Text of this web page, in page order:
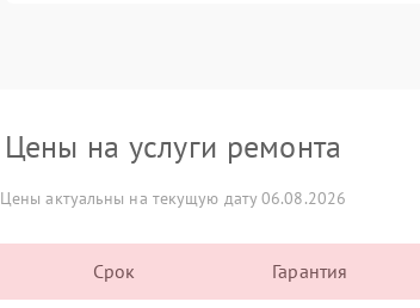
Цены на услуги ремонта
Цены актуальны на текущую дату 06.08.2026
Срок Гарантия